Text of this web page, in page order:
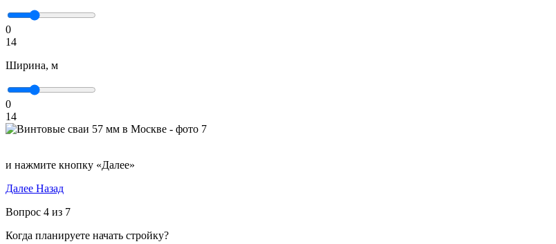
0
14
Ширина, м
0
14
и нажмите кнопку «Далее»
Далее Назад
Вопрос 4 из 7
Когда планируете начать стройку?